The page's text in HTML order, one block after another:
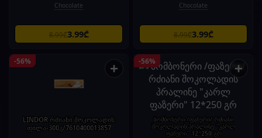
Chocolate
8.99₾3.99₾
Chocolate
8.99₾3.99₾
-56% +
LINDOR რძიანი შოკოლადის
ფილა-300გ/7610400013857
-56% +
ბომბონერი /ფაზერი/ რძიანი
შოკოლადის პრალინე "კარლ
ფაზერი" 12*250 გრ